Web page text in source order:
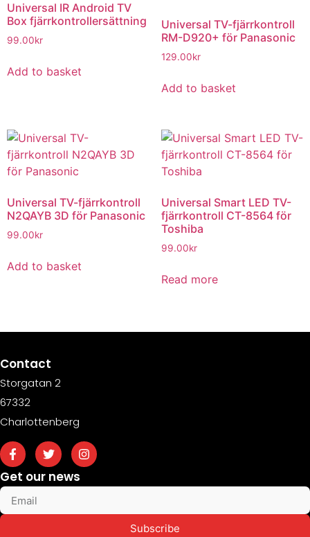
Universal IR Android TV
Box fjärrkontrollersättning
99.00kr
Add to basket
Universal TV-fjärrkontroll
RM-D920+ för Panasonic
129.00kr
Add to basket
Universal TV-fjärrkontroll
N2QAYB 3D för Panasonic
99.00kr
Add to basket
Universal Smart LED TV-
fjärrkontroll CT-8564 för
Toshiba
99.00kr
Read more
Contact
Storgatan 2
67332
Charlottenberg
Get our news
Subscribe